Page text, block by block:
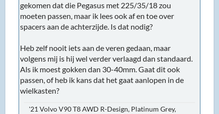
gekomen dat die Pegasus met 225/35/18 zou
moeten passen, maar ik lees ook af en toe over
spacers aan de achterzijde. Is dat nodig?
Heb zelf nooit iets aan de veren gedaan, maar
volgens mij is hij wel verder verlaagd dan standaard.
Als ik moest gokken dan 30-40mm. Gaat dit ook
passen, of heb ik kans dat het gaat aanlopen in de
wielkasten?
'21 Volvo V90 T8 AWD R-Design, Platinum Grey,